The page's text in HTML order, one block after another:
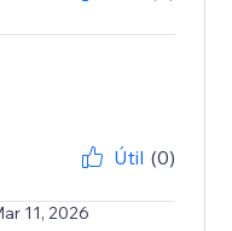
Útil (0)
11, 2026